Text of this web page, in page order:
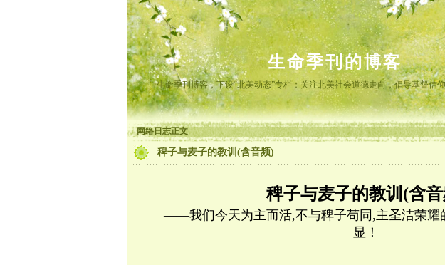
生命季刊的博客
生命季刊博客，下设“北美动态”专栏：关注北美社会道德走向，倡导基督信
网络日志正文
稗子与麦子的教训(含音频)
稗子与麦子的教训(含
——我们今天为主而活,不与稗子苟同,主圣洁荣耀
显！